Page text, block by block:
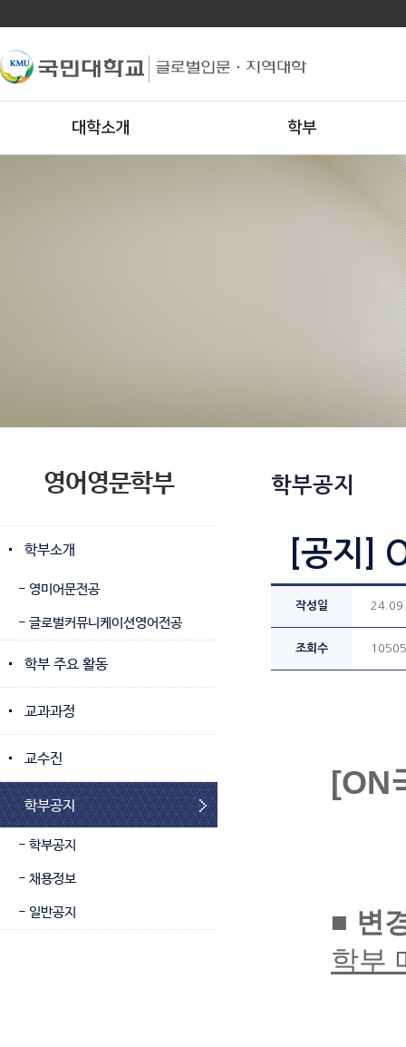
대학소개 학부
영어영문학부
학부소개
- 영미어문전공
- 글로벌커뮤니케이션영어전공
학부 주요 활동
교과과정
교수진
학부공지
- 학부공지
- 채용정보
- 일반공지
학부공지
[공지]
작성일
조회수 10505
[ON
■ 변
학부